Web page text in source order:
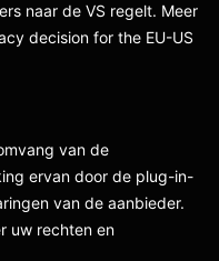
naar de VS regelt. Meer
decision for the EU-US
van de
ervan door de plug-in-
van de aanbieder.
uw rechten en